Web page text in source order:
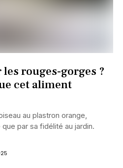
rouges-gorges ?
cet aliment
au plastron orange,
par sa fidélité au jardin.